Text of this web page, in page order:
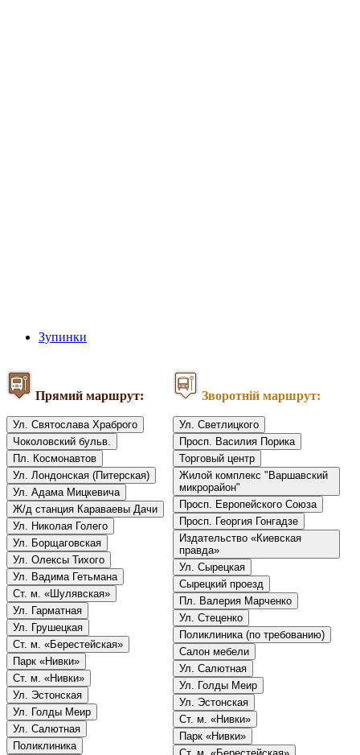
Зупинки
Прямий маршрут:
Ул. Святослава Храброго
Чоколовский бульв.
Пл. Космонавтов
Ул. Лондонская (Питерская)
Ул. Адама Мицкевича
Ж/д станция Караваевы Дачи
Ул. Николая Голего
Ул. Борщаговская
Ул. Олексы Тихого
Ул. Вадима Гетьмана
Ст. м. «Шулявская»
Ул. Гарматная
Ул. Грушецкая
Ст. м. «Берестейская»
Парк «Нивки»
Ст. м. «Нивки»
Ул. Эстонская
Ул. Голды Меир
Ул. Салютная
Поликлиника
Зворотній маршрут:
Ул. Светлицкого
Просп. Василия Порика
Торговый центр
Жилой комплекс "Варшавский
микрорайон"
Просп. Европейского Союза
Просп. Георгия Гонгадзе
Издательство «Киевская
правда»
Ул. Сырецкая
Сырецкий проезд
Пл. Валерия Марченко
Ул. Стеценко
Поликлиника (по требованию)
Салон мебели
Ул. Салютная
Ул. Голды Меир
Ул. Эстонская
Ст. м. «Нивки»
Парк «Нивки»